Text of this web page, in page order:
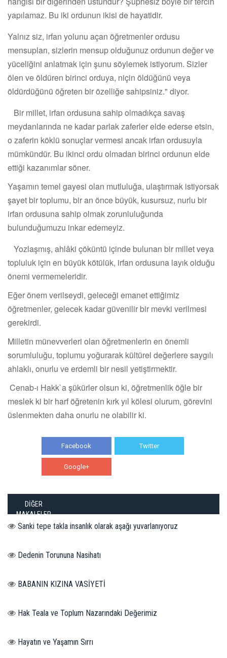
yapılamaz. Bu iki ordunun ikisi de hayatidir.
Yalnız siz, irfan yolunu açan öğretmenler ordusu
mensupları, sizlerin mensup olduğunuz ordunun değer ve
yüceliğini anlatmak için şunu söylemek istiyorum. Sizler
ölen ve öldüren birinci orduya, niçin öldüğünü veya
öldürdüğünü öğreten bir özelliğe sahipsiniz." diyor.
Bir millet, irfan ordusuna sahip olmadıkça savaş
meydanlarında ne kadar parlak zaferler elde ederse etsin,
o zaferin köklü sonuçlar vermesi ancak irfan ordusuyla
mümkündür. Bu ikinci ordu olmadan birinci ordunun elde
ettiği kazanımlar söner.
Yaşamın temel gayesi olan mutluluğa, ulaştırmak istiyorsak
şayet bir toplumu, bir an önce büyük, kusursuz, nurlu bir
irfan ordusuna sahip olmak zorunluluğunda
bulunduğumuzu inkar edemeyiz.
Yozlaşmış, ahlâki çöküntü içinde bulunan bir millet veya
topluluk için en büyük kötülük, irfan ordusuna layık olduğu
önemi vermemeleridir.
Eğer önem verilseydi, geleceği emanet ettiğimiz
öğretmenler, gelecek kadar güvenilir bir mevki verilmesi
gerekirdi.
Milletin münevverleri olan öğretmenlerin en önemli
sorumluluğu, toplumu yoğurarak kültürel değerlere saygılı
ahlaklı, onurlu ve erdemli bir nesil yetiştirmektir.
Cenab-ı Hakk`a şükürler olsun ki, öğretmenlik öğle bir
meslek ki bir harf öğretenin kırk yıl kölesi olurum, görevini
üslenmekten daha onurlu ne olabilir ki.
Facebook Twitter
Google+
DİĞER
MAKALELER
Sanki tepe takla insanlık olarak aşağı yuvarlanıyoruz
Dedenin Torununa Nasihatı
BABANIN KIZINA VASİYETİ
Hak Teala ve Toplum Nazarındaki Değerimiz
Hayatın ve Yaşamın Sırrı